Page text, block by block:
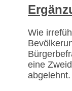
Wie
eine